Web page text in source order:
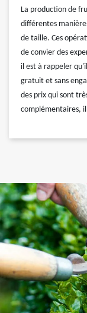
La production de
différentes
de taille. Ces
de convier des
il est à rappeler
gratuit et sans
des prix qui sont
complémentaires,